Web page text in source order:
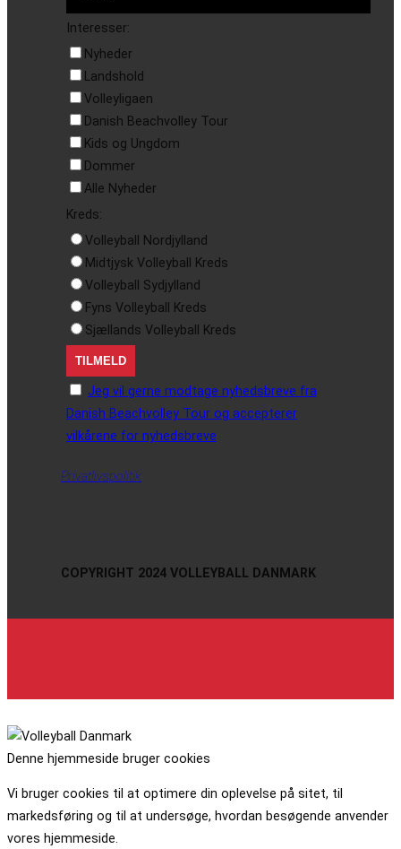
Interesser:
Nyheder
Landshold
Volleyligaen
Danish Beachvolley Tour
Kids og Ungdom
Dommer
Alle Nyheder
Kreds:
Volleyball Nordjylland
Midtjysk Volleyball Kreds
Volleyball Sydjylland
Fyns Volleyball Kreds
Sjællands Volleyball Kreds
Jeg vil gerne modtage nyhedsbreve fra
Danish Beachvolley Tour og accepterer
vilkårene for nyhedsbreve
Privatlivspolitik
COPYRIGHT 2024 VOLLEYBALL DANMARK
Denne hjemmeside bruger cookies
Vi bruger cookies til at optimere din oplevelse på sitet, til
markedsføring og til at undersøge, hvordan besøgende anvender
vores hjemmeside.